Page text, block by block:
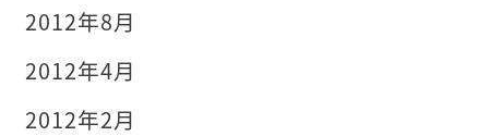
2012年8月
2012年4月
2012年2月